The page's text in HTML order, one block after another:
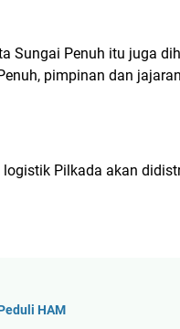
Sungai Penuh itu juga
pimpinan dan
Pilkada akan
HAM